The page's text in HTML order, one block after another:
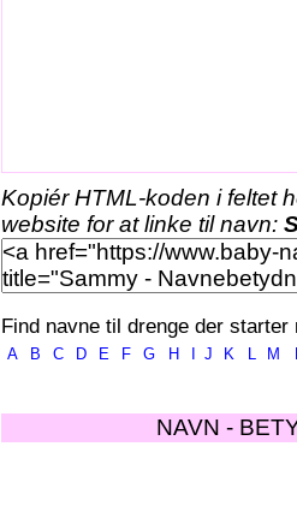
Kopiér HTML-koden i feltet
website for at linke til navn:
Find navne til drenge der starter
A B C D E F G H J K L M
NAVN -